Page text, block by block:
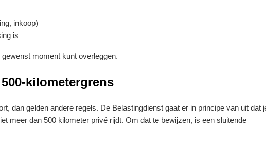
inkoop)
is
moment kunt overleggen.
kilometergrens
dan gelden andere regels. De Belastingdienst gaat er in principe van uit dat
meer dan 500 kilometer privé rijdt. Om dat te bewijzen, is een sluitende